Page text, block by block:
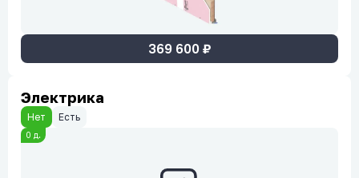
369 600₽
0 д.
Электрика
Нет Есть